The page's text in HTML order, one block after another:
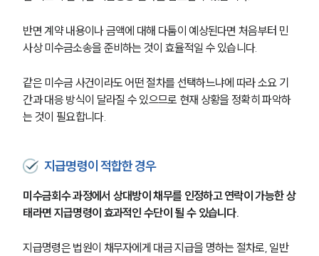
반면 계약 내용이나 금액에 대해 다툼이 예상된다면 처음부터 민
사상 미수금소송을 준비하는 것이 효율적일 수 있습니다.
같은 미수금 사건이라도 어떤 절차를 선택하느냐에 따라 소요 기
간과 대응 방식이 달라질 수 있으므로 현재 상황을 정확히 파악하
는 것이 필요합니다.
지급명령이 적합한 경우
미수금회수 과정에서 상대방이 채무를 인정하고 연락이 가능한 상
태라면 지급명령이 효과적인 수단이 될 수 있습니다.
지급명령은 법원이 채무자에게 대금 지급을 명하는 절차로, 일반